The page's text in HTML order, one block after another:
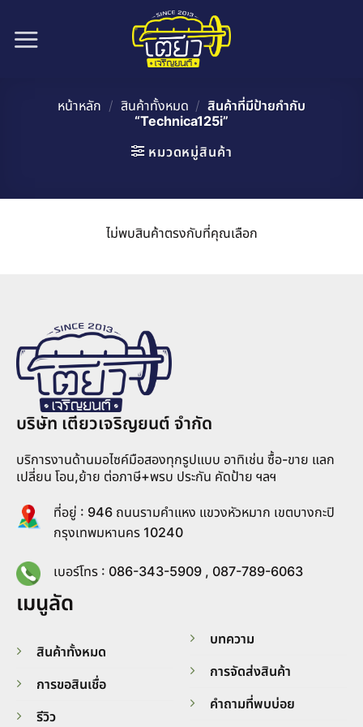
หน้าหลัก / สินค้าทั้งหมด / สินค้าที่มีป้ายกำกับ
“Technica125i”
หมวดหมู่สินค้า
ไม่พบสินค้าตรงกับที่คุณเลือก
บริษัท เตียวเจริญยนต์ จำกัด
บริการงานด้านมอไซค์มือสองทุกรูปแบบ อาทิเช่น ซื้อ-ขาย แลก
เปลี่ยน โอน,ย้าย ต่อภาษี+พรบ ประกัน คัดป้าย ฯลฯ
ที่อยู่ : 946 ถนนรามคำแหง แขวงหัวหมาก เขตบางกะปิ
กรุงเทพมหานคร 10240
เบอร์โทร : 086-343-5909 , 087-789-6063
เมนูลัด
สินค้าทั้งหมด
การขอสินเชื่อ
รีวิว
บทความ
การจัดส่งสินค้า
คำถามที่พบบ่อย